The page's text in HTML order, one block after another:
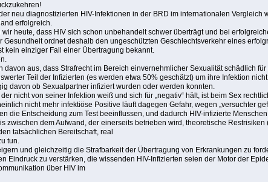
neu diagnostizierten HIV-Infektionen in der BRD im internationalen
erfolgreich.
heute, dass HIV sich schon unbehandelt schwer überträgt und bei
ordnet deshalb den ungeschützten Geschlechtsverkehr eines
kein einziger Fall einer Übertragung bekannt.
aus, dass Strafrecht im Bereich einvernehmlicher Sexualität schädlich
Teil der Infizierten (es werden etwa 50% geschätzt) um ihre Infektion
davon ob Sexualpartner infiziert wurden oder werden konnten.
nicht von seiner Infektion weiß und sich für „negativ“ hält, ist beim Sex
nicht mehr infektiöse Positive läuft dagegen Gefahr, wegen „versuchter
die Entscheidung zum Test beeinflussen, und dadurch HIV-infizierte
zwischen dem Aufwand, der einerseits betrieben wird, theoretische
tatsächlichen Bereitschaft, real
tun.
und gleichzeitig die Strafbarkeit der Übertragung von Erkrankungen zu
Eindruck zu verstärken, die wissenden HIV-Infizierten seien der Motor der
über HIV im